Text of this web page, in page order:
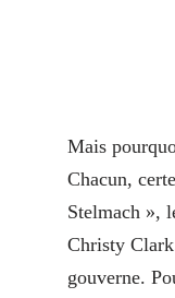
Mais
Chacun,
Stelmach »,
Christy
gouverne.